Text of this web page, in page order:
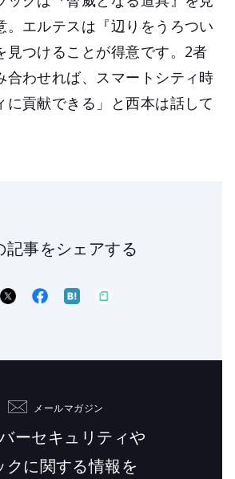
。エルテスは『辺りをうろつい
見つけることが得意です。2者
合わせれば、スマートシティ時
に貢献できる」と西本は話して
記事をシェアする
メールマガジン
ーセキュリティや
クに関する情報を